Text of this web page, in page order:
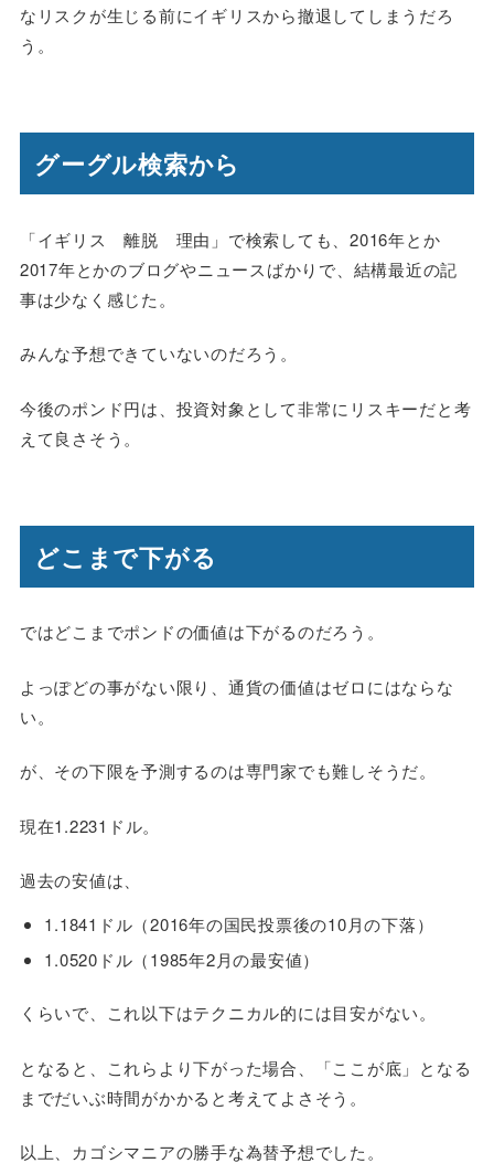
なリスクが生じる前にイギリスから撤退してしまうだろ
う。
グーグル検索から
「イギリス 離脱 理由」で検索しても、2016年とか
2017年とかのブログやニュースばかりで、結構最近の記
事は少なく感じた。
みんな予想できていないのだろう。
今後のポンド円は、投資対象として非常にリスキーだと考
えて良さそう。
どこまで下がる
ではどこまでポンドの価値は下がるのだろう。
よっぽどの事がない限り、通貨の価値はゼロにはならな
い。
が、その下限を予測するのは専門家でも難しそうだ。
現在1.2231ドル。
過去の安値は、
1.1841ドル（2016年の国民投票後の10月の下落）
1.0520ドル（1985年2月の最安値）
くらいで、これ以下はテクニカル的には目安がない。
となると、これらより下がった場合、「ここが底」となる
までだいぶ時間がかかると考えてよさそう。
以上、カゴシマニアの勝手な為替予想でした。